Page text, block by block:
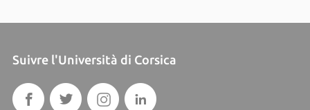
Suivre l'Università di Corsica